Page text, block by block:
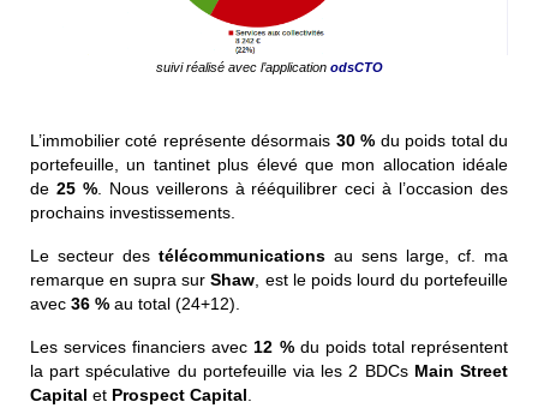
suivi réalisé avec l’application odsCTO
L’immobilier coté représente désormais 30 % du poids total du
portefeuille, un tantinet plus élevé que mon allocation idéale
de 25 %. Nous veillerons à rééquilibrer ceci à l’occasion des
prochains investissements.
Le secteur des télécommunications au sens large, cf. ma
remarque en supra surShaw , est le poids lourd du portefeuille
avec 36 % au total (24+12).
Les services financiers avec 12 %du poids total représentent
la part spéculative du portefeuille via les 2 BDCs Main Street
Capital et Prospect Capital